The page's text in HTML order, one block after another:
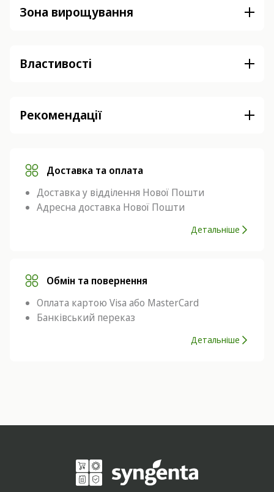
Зона вирощування
Властивості
Рекомендації
Доставка та оплата
Доставка у відділення Нової Пошти
Адресна доставка Нової Пошти
Детальніше
Обмін та повернення
Оплата картою Visa або MasterCard
Банківський переказ
Детальніше